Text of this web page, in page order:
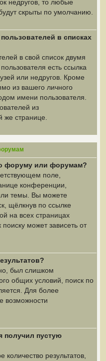
недругов, то любые
скрыты по умолчанию.
в списках
в свой список двумя
есть ссылка
или недругов. Кроме
из вашего личного
имени пользователя.
из
же странице.
форуму или форумам?
поле,
конференции,
темы. Вы можете
щёлкнув по ссылке
на всех страницах
может зависеть от
был слишком
общих условий, поиск по
Для более
возможности
получил пустую
результатов,